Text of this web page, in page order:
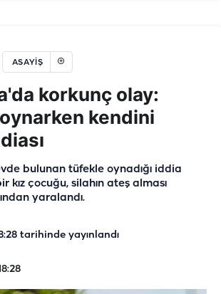
ASAYIŞ
korkunç olay:
kendini
bulunan tüfekle oynadığı iddia
kız çocuğu, silahın ateş alması
yaralandı.
tarihinde yayınlandı